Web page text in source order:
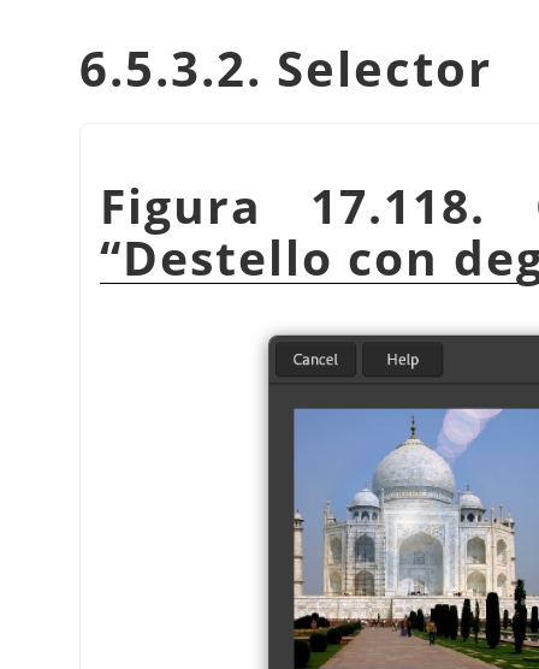
6.5.3.2. Selector
Figura
“Destello con